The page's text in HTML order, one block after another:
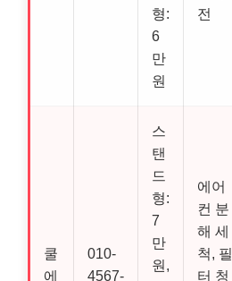
형:
6
만
원
전
쿨
에
010-
4567-
스
탠
드
형:
7
만
원,
에어
컨 분
해 세
척, 필
터 청